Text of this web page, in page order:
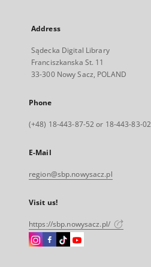
Address
Sądecka Digital Library
Franciszkanska St. 11
33-300 Nowy Sacz, POLAND
Phone
(+48) 18-443-87-52 or 18-443-83-02
E-Mail
region@sbp.nowysacz.pl
Visit us!
https://sbp.nowysacz.pl/
Instagram
Facebook
InstagramInstagram